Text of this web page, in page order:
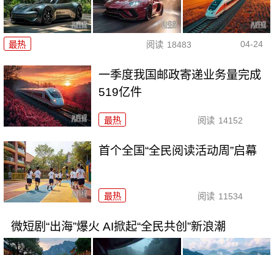
最热 阅读 18483 04-24
一季度我国邮政寄递业务量完成
519亿件
最热 阅读 14152
首个全国“全民阅读活动周”启幕
最热 阅读 11534
微短剧“出海”爆火 AI掀起“全民共创”新浪潮